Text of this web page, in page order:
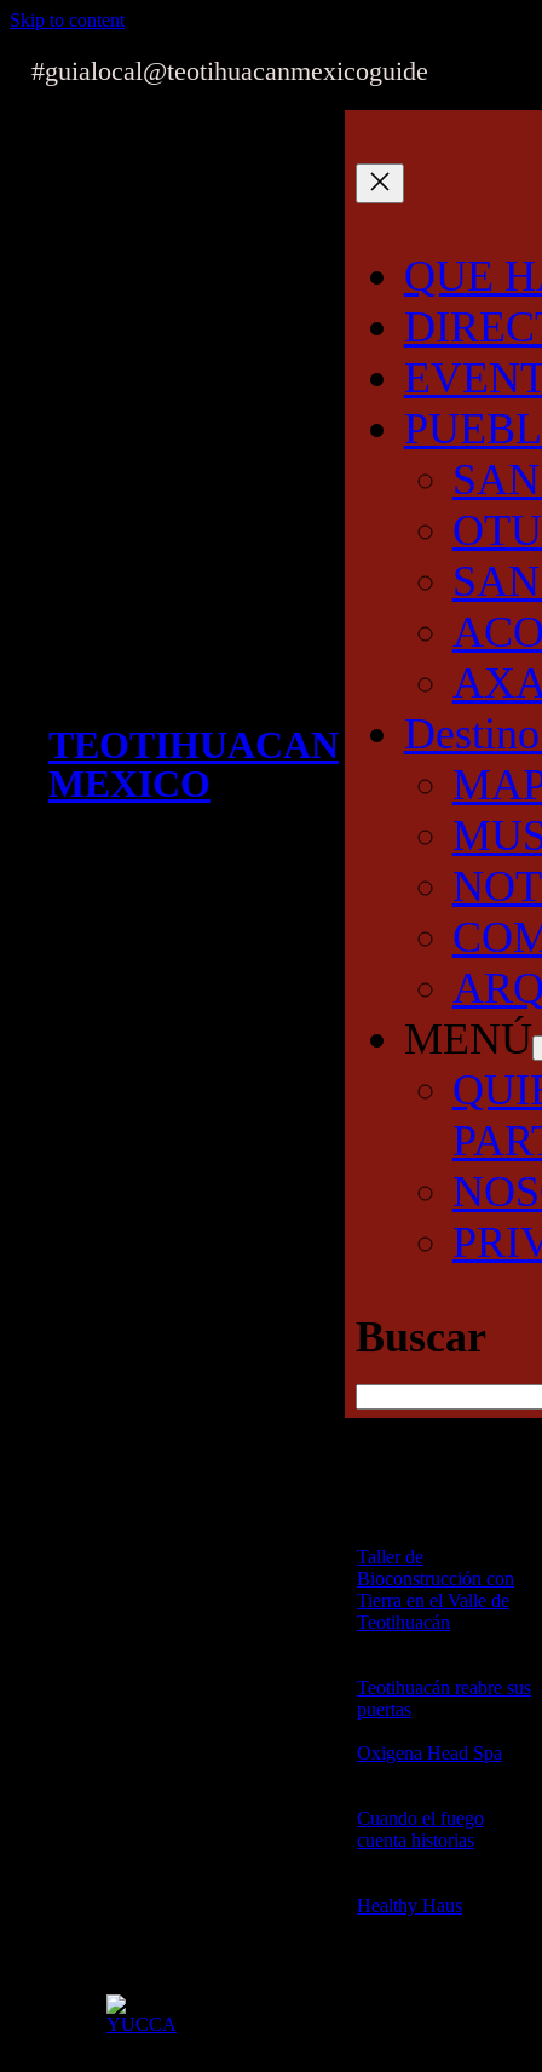
Skip to content
#guialocal@teotihuacanmexicoguide
TEOTIHUACAN
MEXICO
QUE
MENÚ
Buscar
Taller de
Bioconstrucción con
Tierra en el Valle de
Teotihuacán
Teotihuacán reabre sus
puertas
Oxigena Head Spa
Cuando el fuego
cuenta historias
Healthy Haus